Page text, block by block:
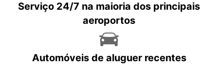
Serviço 24/7 na maioria dos principais
aeroportos
Automóveis de aluguer recentes